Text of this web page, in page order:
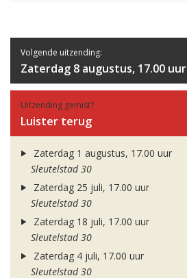
Volgende uitzending:
Zaterdag 8 augustus, 17.00 uur
Uitzending gemist?
Luister terug
Zaterdag 1 augustus, 17.00 uur
Sleutelstad 30
Zaterdag 25 juli, 17.00 uur
Sleutelstad 30
Zaterdag 18 juli, 17.00 uur
Sleutelstad 30
Zaterdag 4 juli, 17.00 uur
Sleutelstad 30